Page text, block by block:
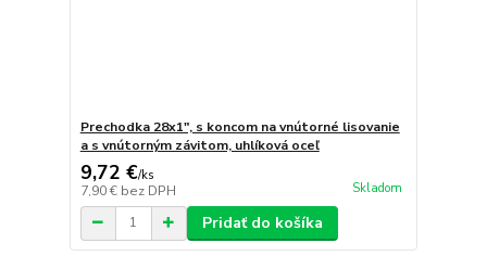
Prechodka 28x1", s koncom na vnútorné lisovanie
a s vnútorným závitom, uhlíková oceľ
9,72 €/ks
7,90 € bez DPH Skladom
Pridať do košíka